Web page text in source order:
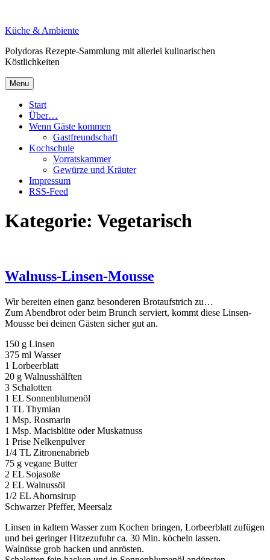
content
Küche & Ambiente
Polydoras Rezepte-Sammlung mit allerlei kulinarischen
Köstlichkeiten
Menu
Start
Über…
Wenn Gäste kommen
Gastfreundschaft
Kochschule
Vorratskammer
Gewürze und Kräuter
Impressum
RSS-Feed
Kategorie: Vegetarisch
Walnuss-Linsen-Mousse
Wir bereiten einen ganz besonderen Brotaufstrich zu…
Zum Abendbrot oder beim Brunch serviert, kommt diese Linsen-
Mousse bei deinen Gästen sicher gut an.
150 g Linsen
375 ml Wasser
1 Lorbeerblatt
20 g Walnusshälften
3 Schalotten
1 EL Sonnenblumenöl
1 TL Thymian
1 Msp. Rosmarin
1 Msp. Macisblüte oder Muskatnuss
1 Prise Nelkenpulver
1/4 TL Zitronenabrieb
75 g vegane Butter
2 EL Sojasoße
2 EL Walnussöl
1/2 EL Ahornsirup
Schwarzer Pfeffer, Meersalz
Linsen in kaltem Wasser zum Kochen bringen, Lorbeerblatt zufügen
und bei geringer Hitzezufuhr ca. 30 Min. köcheln lassen.
Walnüsse grob hacken und anrösten.